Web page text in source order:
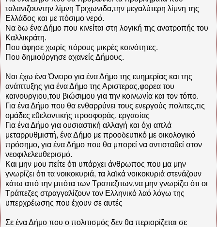
ταλανιζουντην λίμνη Τριχωνιδα,την μεγαλύτερη λίμνη της
Ελλάδος και με πόσιμο νερό.
Να δω ένα Δήμο που κινείται στη λογική της ανατροπής του
Καλλικράτη.
Που άφησε χωρίς πόρους μικρές κοινότητες.
Που δημιούργησε αχανείς Δήμους.
Ναι έχω ένα Όνειρο για ένα Δήμο της ευημερίας και της
ανάπτυξης για ένα Δήμο της Αριστερας,φορεα του
καινουργιου,του βιώσιμου για την κοινωνία και τον τόπο.
Για ένα Δήμο που θα ενθαρρύνει τους ενεργούς πολιτες,τις
ομάδες εθελοντικής προσφοράς, εργασίας
Για ένα Δήμο για ουσιαστική αλλαγή και όχι απλά
μεταρρυθμιστή, ένα Δήμο με προοδευτικό με οικολογικό
πρόσημο, για ένα Δήμο που θα μπορεί να αντισταθεί στον
νεοφιλελευθερισμό.
Και μην μου πείτε ότι υπάρχει άνθρωπος που μα μην
γνωρίζει ότι τα νοικοκυριά, τα λαϊκά νοικοκυριά στενάζουν
κάτω από την μπότα των Τραπεζιτων,να μην γνωρίζει ότι οι
Τράπεζες στραγγαλίζουν τον Ελληνικό λαό λόγω της
υπερχρέωσης που έχουν σε αυτές
Σε ένα Δήμο που ο πολιτισμός δεν θα περιορίζεται σε